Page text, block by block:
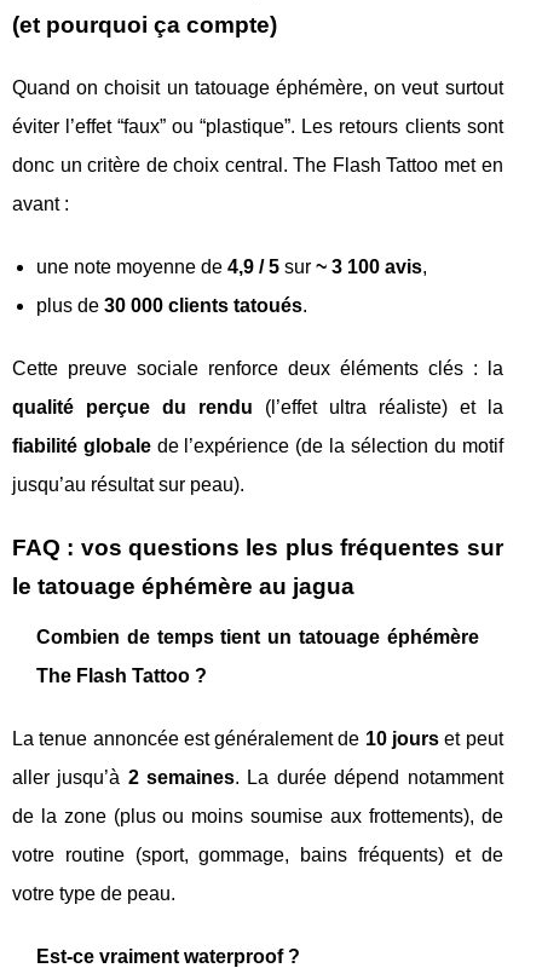
(et pourquoi ça compte)
Quand on choisit un tatouage éphémère, on veut surtout
éviter l’effet “faux” ou “plastique”. Les retours clients sont
donc un critère de choix central. The Flash Tattoo met en
avant :
une note moyenne de 4,9 / 5 sur ~ 3 100 avis,
plus de 30 000 clients tatoués.
Cette preuve sociale renforce deux éléments clés : la
qualité perçue du rendu (l’effet ultra réaliste) et la
fiabilité globalede l’expérience (de la sélection du motif
jusqu’au résultat sur peau).
FAQ : vos questions les plus fréquentes sur
le tatouage éphémère au jagua
Combien de temps tient un tatouage éphémère
The Flash Tattoo ?
La tenue annoncée est généralement de 10 jours et peut
aller jusqu’à 2 semaines. La durée dépend notamment
de la zone (plus ou moins soumise aux frottements), de
votre routine (sport, gommage, bains fréquents) et de
votre type de peau.
Est-ce vraiment waterproof ?